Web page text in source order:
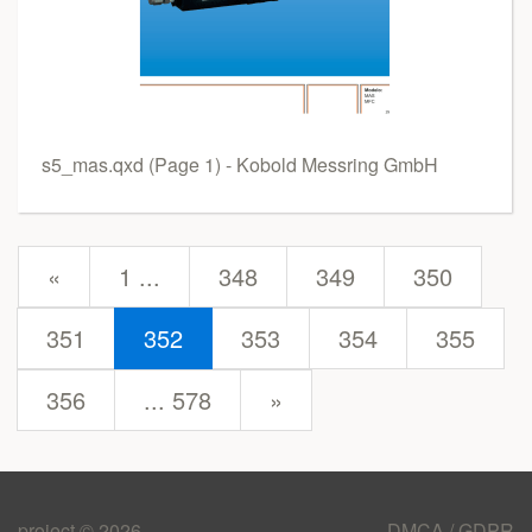
s5_mas.qxd (Page 1) - Kobold Messring GmbH
« 1 ... 348 349
350
351
352 353 354
355
356
... 578 »